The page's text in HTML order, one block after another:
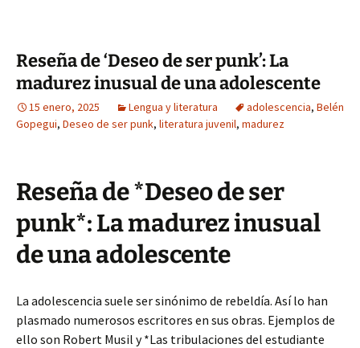
Reseña de ‘Deseo de ser punk’: La
madurez inusual de una adolescente
15 enero, 2025 Lengua y literatura adolescencia, Belén
Gopegui, Deseo de ser punk, literatura juvenil, madurez
Reseña de *Deseo de ser
punk*: La madurez inusual
de una adolescente
La adolescencia suele ser sinónimo de rebeldía. Así lo han
plasmado numerosos escritores en sus obras. Ejemplos de
ello son Robert Musil y *Las tribulaciones del estudiante